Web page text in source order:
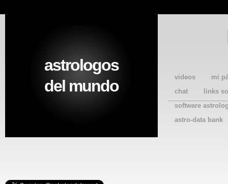
videos
mi
chat
links
software
astro-data bank
astrologos
del mundo